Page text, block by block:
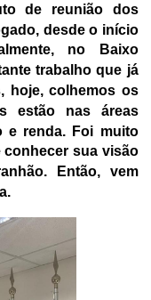
de reunião dos
desde o início
no Baixo
trabalho que já
hoje, colhemos os
estão nas áreas
e renda. Foi muito
sua visão
Então, vem